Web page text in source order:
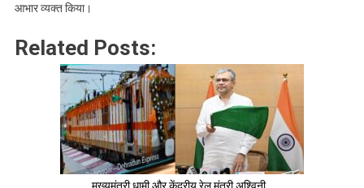
आभार व्यक्त किया।
Related Posts:
मुख्यमंत्री धामी और केंद्रीय रेल मंत्री अश्विनी…